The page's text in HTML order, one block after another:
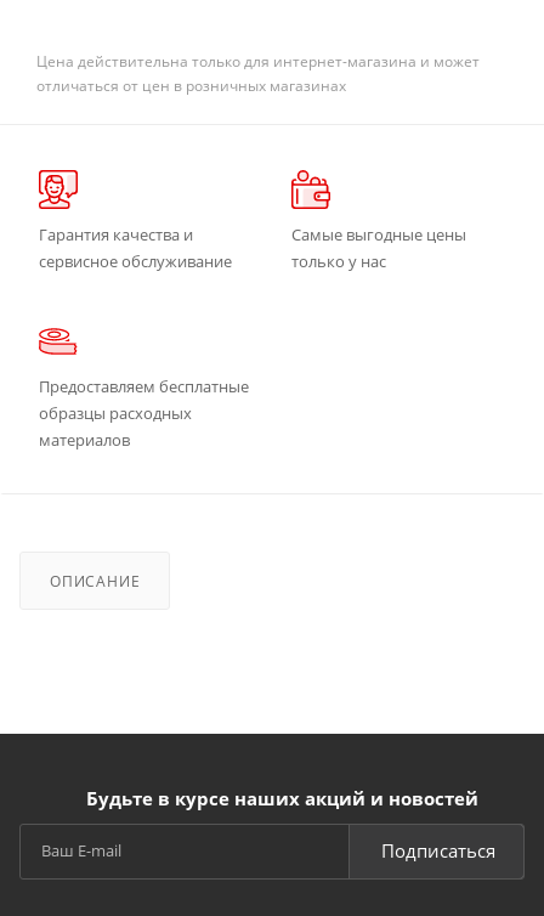
Цена действительна только для интернет-магазина и может
отличаться от цен в розничных магазинах
Гарантия качества и
сервисное обслуживание
Самые выгодные цены
только у нас
Предоставляем бесплатные
образцы расходных
материалов
ОПИСАНИЕ
Будьте в курсе наших акций и новостей
Подписаться